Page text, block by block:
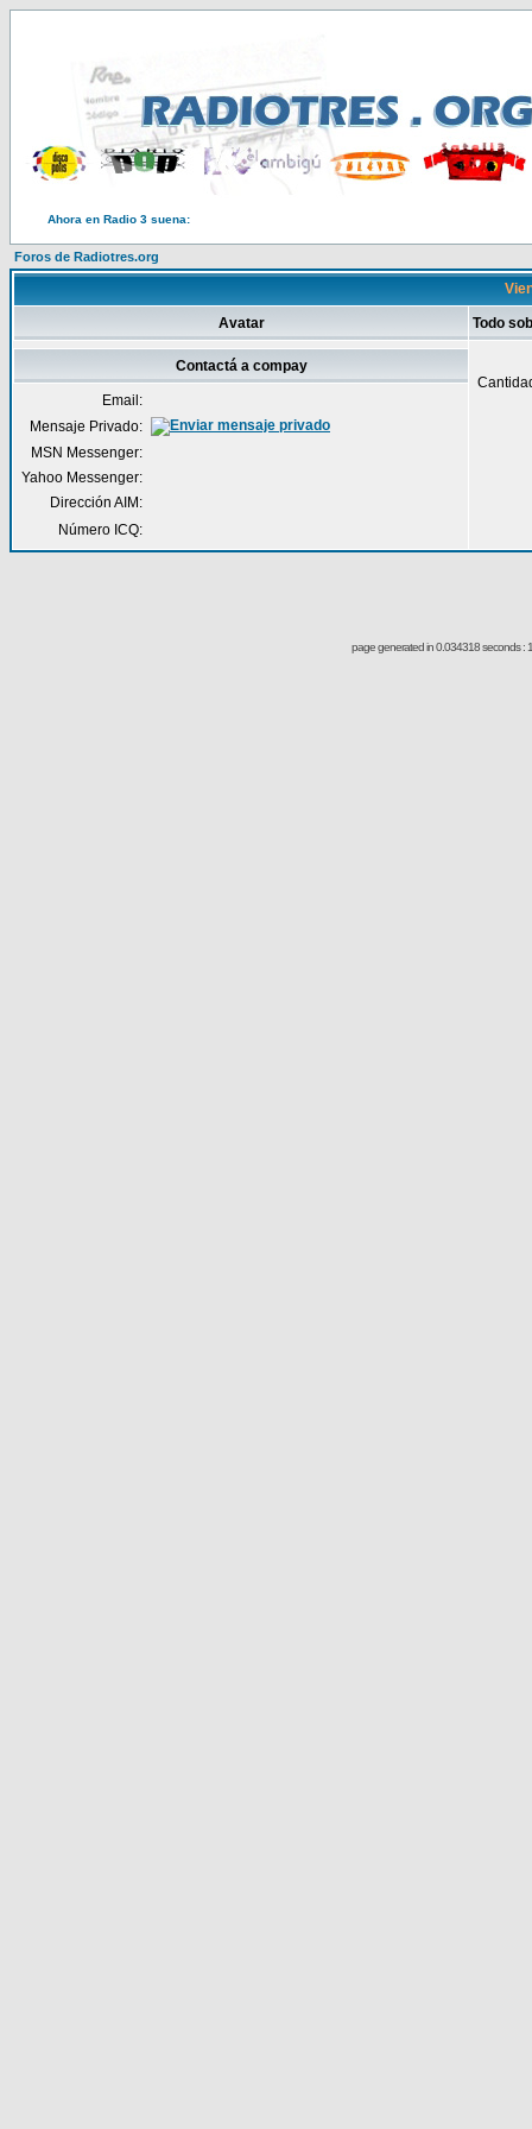
Ahora en Radio 3 suena:
Foros de Radiotres.org
Avatar Todo
Contactá a compay
Email:
Mensaje Privado:
MSN Messenger:
Yahoo Messenger:
Dirección AIM:
Número ICQ:
page generated in 0.034318 seconds :